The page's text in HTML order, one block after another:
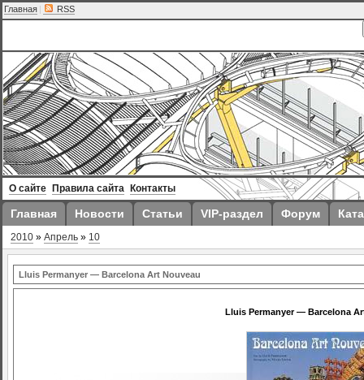
Главная | RSS
О сайте Правила сайта Контакты
Главная Новости Статьи VIP-раздел Форум
2010 » Апрель » 10
Lluis Permanyer — Barcelona Art Nouveau
Lluis Permanyer — Barcelona